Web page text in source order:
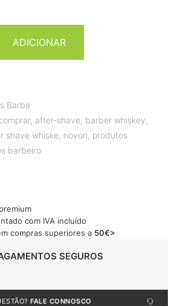
ADICIONAR
Barba
, after-shave, barber whiskey,
shave whiske, novon, produtos
barbeiro
com IVA incluído
compras superiores a 50€>
SEGUROS
FALE CONNOSCO